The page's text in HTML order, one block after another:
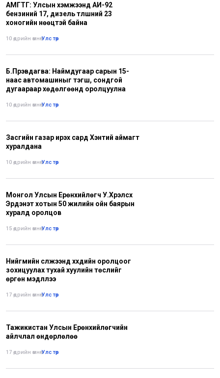
АМГТГ: Улсын хэмжээнд АИ-92
бензиний 17, дизель түлшний 23
хоногийн нөөцтэй байна
10 өдрийн өмнө•Улс төр
Б.Пүрэвдагва: Наймдугаар сарын 15-
наас автомашиныг тэгш, сондгой
дугаараар хөдөлгөөнд оролцуулна
10 өдрийн өмнө•Улс төр
Засгийн газар ирэх сард Хэнтий аймагт
хуралдана
10 өдрийн өмнө•Улс төр
Монгол Улсын Ерөнхийлөгч У.Хүрэлсүх
Эрдэнэт хотын 50 жилийн ойн баярын
хуралд оролцов
15 өдрийн өмнө•Улс төр
Нийгмийн сүлжээнд хүүхдийн оролцоог
зохицуулах тухай хуулийн төслийг
өргөн мэдүүллээ
17 өдрийн өмнө•Улс төр
Тажикистан Улсын Ерөнхийлөгчийн
айлчлал өндөрлөлөө
17 өдрийн өмнө•Улс төр